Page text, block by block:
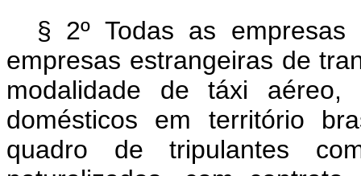
§ 2º Todas as
empresas estrangeiras de
modalidade de táxi aéreo,
domésticos em território
quadro de tripulantes